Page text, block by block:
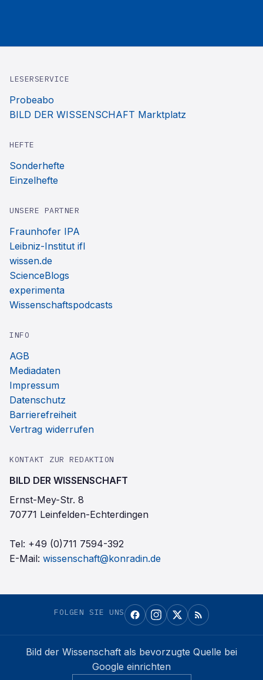
LESERSERVICE
Probeabo
BILD DER WISSENSCHAFT Marktplatz
HEFTE
Sonderhefte
Einzelhefte
UNSERE PARTNER
Fraunhofer IPA
Leibniz-Institut ifl
wissen.de
ScienceBlogs
experimenta
Wissenschaftspodcasts
INFO
AGB
Mediadaten
Impressum
Datenschutz
Barrierefreiheit
Vertrag widerrufen
KONTAKT ZUR REDAKTION
BILD DER WISSENSCHAFT
Ernst-Mey-Str. 8
70771 Leinfelden-Echterdingen
Tel: +49 (0)711 7594-392
E-Mail: wissenschaft@konradin.de
FOLGEN SIE UNS
Bild der Wissenschaft als bevorzugte Quelle bei
Google einrichten